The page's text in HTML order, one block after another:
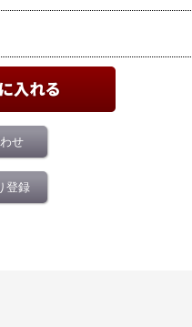
せ
登録